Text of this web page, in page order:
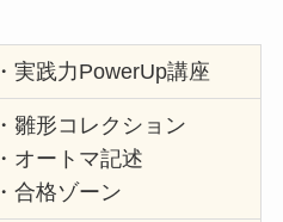
・実践力PowerUp講座
・雛形コレクション
・オートマ記述
・合格ゾーン